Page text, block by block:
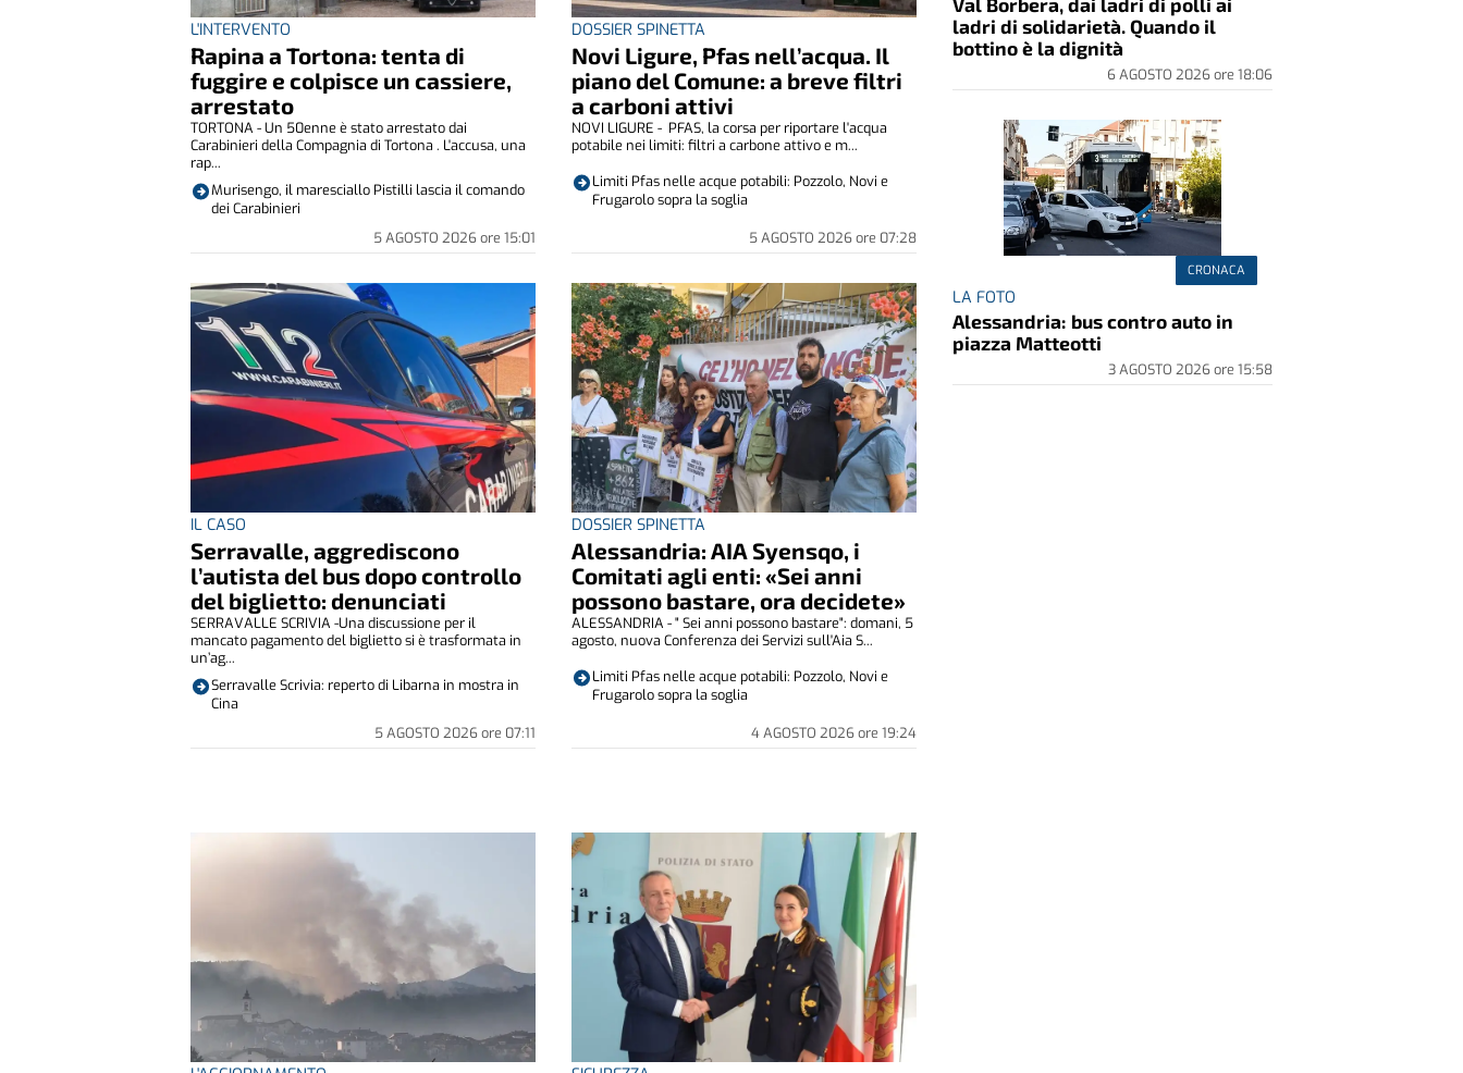
L'INTERVENTO
Rapina a Tortona: tenta di
fuggire e colpisce un cassiere,
arrestato
5 AGOSTO 2026ore 15:01
TORTONA - Un 50enne è stato arrestato dai
Carabinieri della Compagnia di Tortona . L'accusa, una
rap...
Murisengo, il maresciallo Pistilli lascia il comando
dei Carabinieri
DOSSIER SPINETTA
Novi Ligure, Pfas nell’acqua. Il
piano del Comune: a breve filtri
a carboni attivi
5 AGOSTO 2026ore 07:28
NOVI LIGURE - PFAS, la corsa per riportare l'acqua
potabile nei limiti: filtri a carbone attivo e m...
Limiti Pfas nelle acque potabili: Pozzolo, Novi e
Frugarolo sopra la soglia
IL CASO
Serravalle, aggrediscono
l’autista del bus dopo controllo
del biglietto: denunciati
5 AGOSTO 2026ore 07:11
SERRAVALLE SCRIVIA -Una discussione per il
mancato pagamento del biglietto si è trasformata in
un’ag...
Serravalle Scrivia: reperto di Libarna in mostra in
Cina
DOSSIER SPINETTA
Alessandria: AIA Syensqo, i
Comitati agli enti: «Sei anni
possono bastare, ora decidete»
4 AGOSTO 2026ore 19:24
ALESSANDRIA - " Sei anni possono bastare": domani, 5
agosto, nuova Conferenza dei Servizi sull'Aia S...
Limiti Pfas nelle acque potabili: Pozzolo, Novi e
Frugarolo sopra la soglia
ladri di solidarietà. Quando il
bottino è la dignità
6 AGOSTO 2026ore 18:06
CRONACA
LA FOTO
Alessandria: bus contro auto in
piazza Matteotti
3 AGOSTO 2026ore 15:58